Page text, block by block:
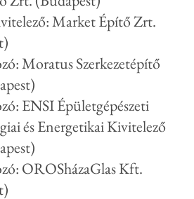
Market Építő Zrt.
Moratus Szerkezetépítő
ENSI Épületgépészeti
és Energetikai Kivitelező
OROSházaGlas Kft.